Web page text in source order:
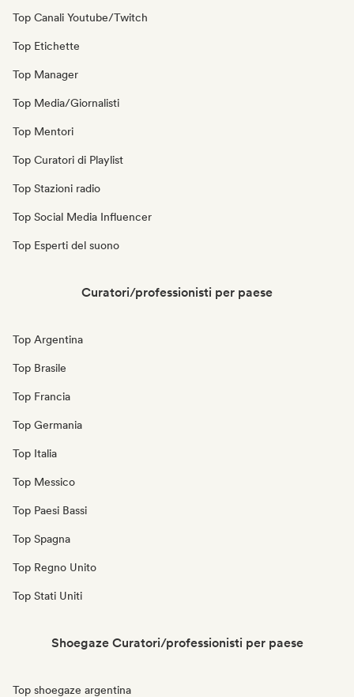
Top Canali Youtube/Twitch
Top Etichette
Top Manager
Top Media/Giornalisti
Top Mentori
Top Curatori di Playlist
Top Stazioni radio
Top Social Media Influencer
Top Esperti del suono
Curatori/professionisti per paese
Top Argentina
Top Brasile
Top Francia
Top Germania
Top Italia
Top Messico
Top Paesi Bassi
Top Spagna
Top Regno Unito
Top Stati Uniti
Shoegaze Curatori/professionisti per paese
Top shoegaze argentina